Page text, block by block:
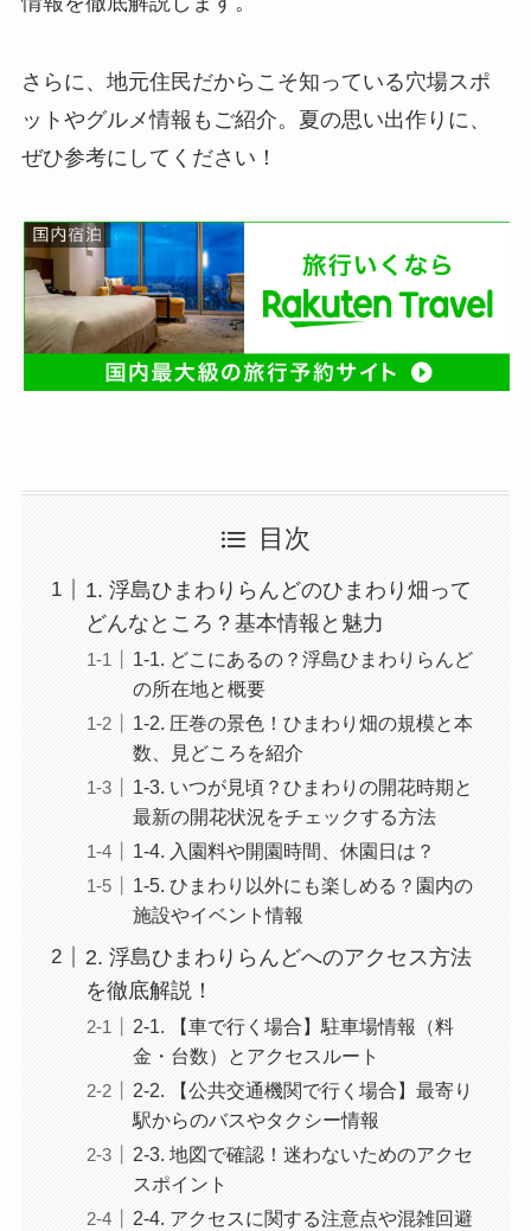
さらに、地元住民だからこそ知っている穴場スポ
ットやグルメ情報もご紹介。夏の思い出作りに、
ぜひ参考にしてください！
目次
1. 浮島ひまわりらんどのひまわり畑って
どんなところ？基本情報と魅力
1-1. どこにあるの？浮島ひまわりらんど
の所在地と概要
1-2. 圧巻の景色！ひまわり畑の規模と本
数、見どころを紹介
1-3. いつが見頃？ひまわりの開花時期と
最新の開花状況をチェックする方法
1-4. 入園料や開園時間、休園日は？
1-5. ひまわり以外にも楽しめる？園内の
施設やイベント情報
2. 浮島ひまわりらんどへのアクセス方法
を徹底解説！
2-1. 【車で行く場合】駐車場情報（料
金・台数）とアクセスルート
2-2. 【公共交通機関で行く場合】最寄り
駅からのバスやタクシー情報
2-3. 地図で確認！迷わないためのアクセ
スポイント
2-4. アクセスに関する注意点や混雑回避